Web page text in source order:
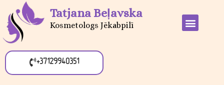
Tatjana Beļavska
Kosmetologs Jēkabpilī
+37129940351